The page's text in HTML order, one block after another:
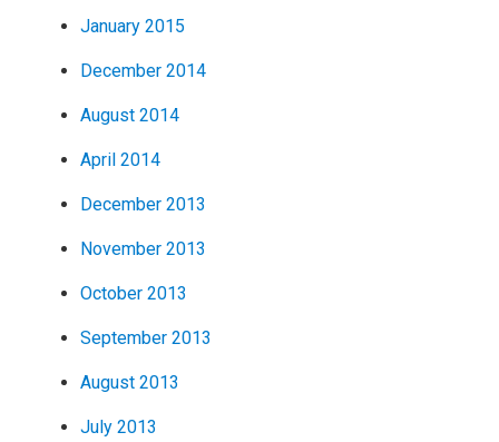
January 2015
December 2014
August 2014
April 2014
December 2013
November 2013
October 2013
September 2013
August 2013
July 2013